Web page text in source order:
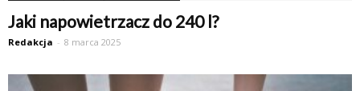
Jaki napowietrzacz do 240 l?
Redakcja - 8 marca 2025